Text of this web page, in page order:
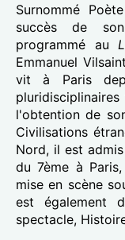
Surnommé
succès de
programmé au
Emmanuel
vit à Paris
l'obtention de
Civilisations
Nord, il est
du 7ème à
mise en scène
est également
spectacle,